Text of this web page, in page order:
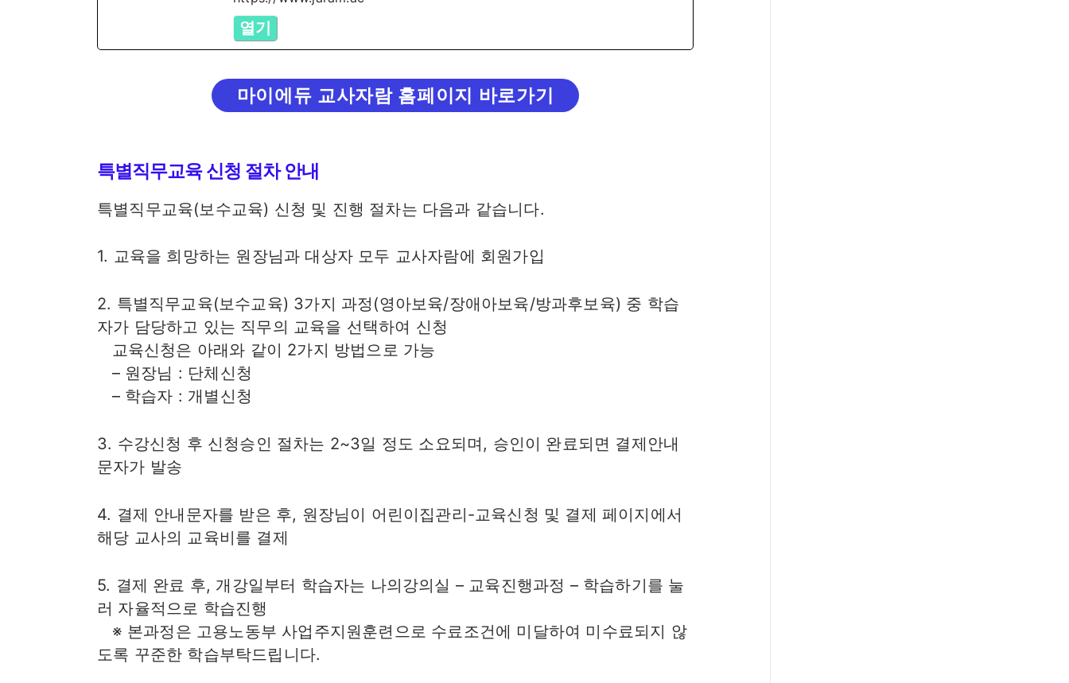
열기
마이에듀 교사자람 홈페이지 바로가기
특별직무교육 신청 절차 안내
특별직무교육(보수교육) 신청 및 진행 절차는 다음과 같습니다.
1. 교육을 희망하는 원장님과 대상자 모두 교사자람에 회원가입
2. 특별직무교육(보수교육) 3가지 과정(영아보육/장애아보육/방과후보육) 중 학습
자가 담당하고 있는 직무의 교육을 선택하여 신청
교육신청은 아래와 같이 2가지 방법으로 가능
– 원장님 : 단체신청
– 학습자 : 개별신청
3. 수강신청 후 신청승인 절차는 2~3일 정도 소요되며, 승인이 완료되면 결제안내
문자가 발송
4. 결제 안내문자를 받은 후, 원장님이 어린이집관리-교육신청 및 결제 페이지에서
해당 교사의 교육비를 결제
5. 결제 완료 후, 개강일부터 학습자는 나의강의실 – 교육진행과정 – 학습하기를 눌
러 자율적으로 학습진행
※ 본과정은 고용노동부 사업주지원훈련으로 수료조건에 미달하여 미수료되지 않
도록 꾸준한 학습부탁드립니다.